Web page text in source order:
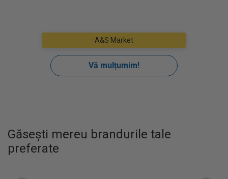
Găsești mereu brandurile tale
preferate